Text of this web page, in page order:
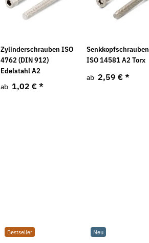
Zylinderschrauben ISO
4762 (DIN 912)
Edelstahl A2
ab 1,02 € *
Senkkopfschrauben
ISO 14581 A2 Torx
ab 2,59 € *
Bestseller Neu